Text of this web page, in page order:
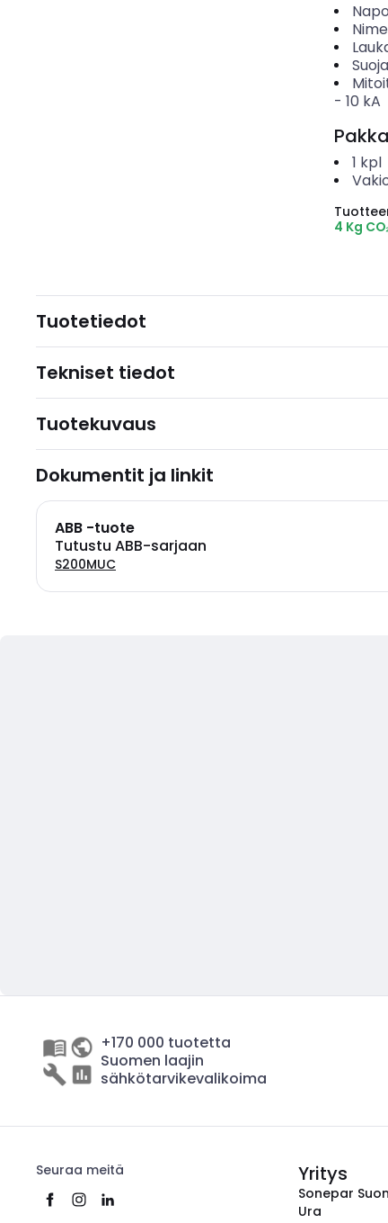
- 10 kA
1 kpl
4 Kg
Tuotetiedot
Tekniset tiedot
Tuotekuvaus
Dokumentit ja linkit
ABB -tuote
Tutustu ABB-sarjaan
S200MUC
+170 000 tuotetta
Suomen laajin
sähkötarvikevalikoima
Seuraa meitä Yritys
Sonepar
Ura